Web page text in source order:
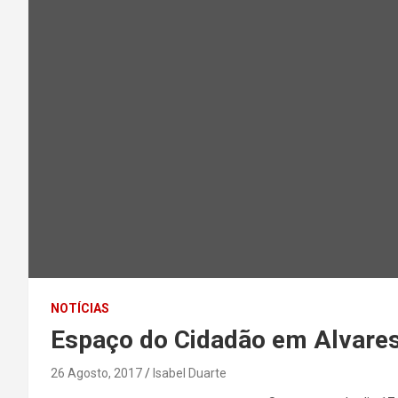
NOTÍCIAS
Espaço do Cidadão em
26 Agosto, 2017 Isabel Duarte